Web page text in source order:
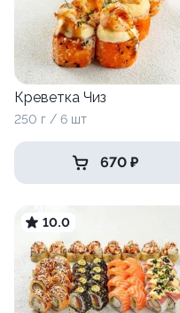
Креветка Чиз
250 г / 6 шт
670 ₽
10.0